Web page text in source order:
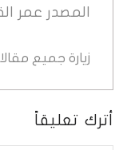
المصدر عمر
زيارة جميع
أترك تعليقاً